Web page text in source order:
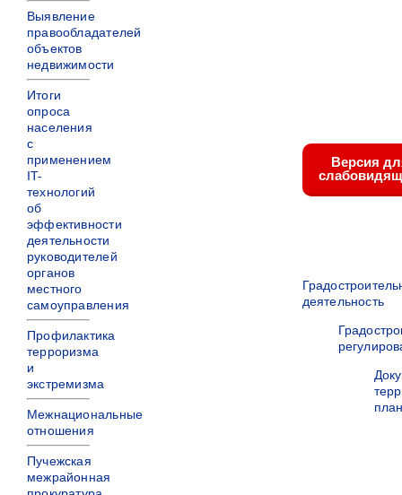
Выявление
правообладателей
объектов
недвижимости
Итоги
опроса
населения
с
применением
IT-
технологий
об
эффективности
деятельности
руководителей
органов
местного
самоуправления
Профилактика
терроризма
и
экстремизма
Межнациональные
отношения
Пучежская
межрайонная
Версия
деятельность